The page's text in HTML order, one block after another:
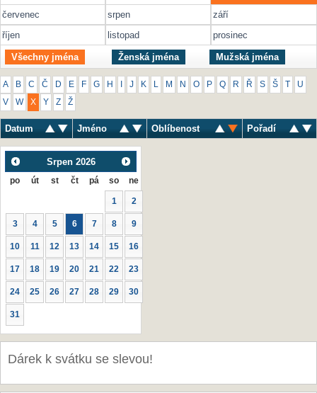
červenec
srpen
září
říjen
listopad prosinec
Všechny jména Ženská jména Mužská jména
A B C Č D E F G H J K M N O P Q R Ř S Š U
V W X Y Z Ž
Datum Jméno Oblíbenost Pořadí
Srpen 2026
po út st čt pá so ne
1 2
3 4 5 6 7 8 9
10 11 12 13 14 15 16
17 18 19 20 21 22 23
24 25 26 27 28 29 30
31
Dárek k svátku se slevou!